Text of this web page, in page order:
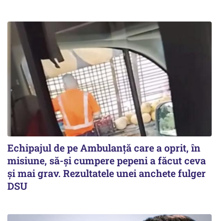
Echipajul de pe Ambulanță care a oprit, în
misiune, să-și cumpere pepeni a făcut ceva
și mai grav. Rezultatele unei anchete fulger
DSU